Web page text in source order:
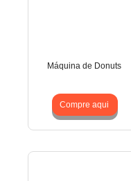
Máquina de Donuts
Compre aqui